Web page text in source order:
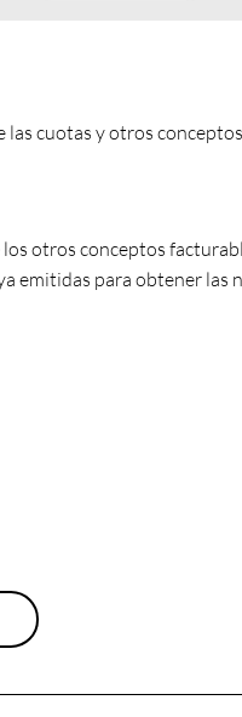
cuotas y otros
otros conceptos
emitidas para obtener